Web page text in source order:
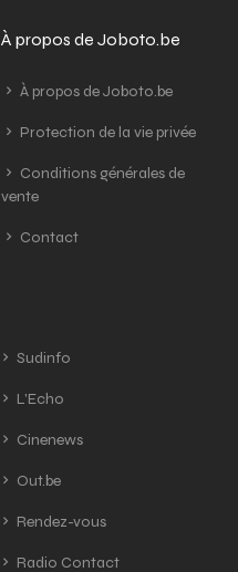
À propos de Joboto.be
À propos de Joboto.be
Protection de la vie privée
Conditions générales de
vente
Contact
Sudinfo
L'Echo
Cinenews
Out.be
Rendez-vous
Radio Contact